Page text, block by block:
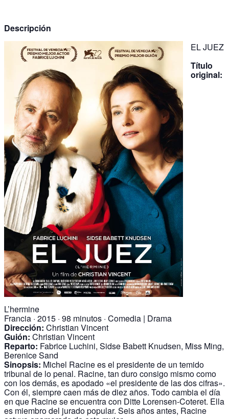
Descripción
EL JUEZ
Título
original:
L’hermine
Francia · 2015 · 98 minutos · Comedia | Drama
Dirección: Christian Vincent
Guión: Christian Vincent
Reparto: Fabrice Luchini, Sidse Babett Knudsen, Miss Ming,
Berenice Sand
Sinopsis: Michel Racine es el presidente de un temido
tribunal de lo penal. Racine, tan duro consigo mismo como
con los demás, es apodado «el presidente de las dos cifras».
Con él, siempre caen más de diez años. Todo cambia el día
en que Racine se encuentra con Ditte Lorensen-Coteret. Ella
es miembro del jurado popular. Seis años antes, Racine